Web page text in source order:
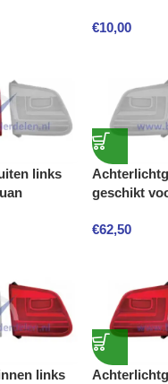
€10,00
links
geschikt
€62,50
links